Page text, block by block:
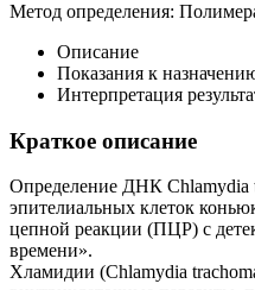
Метод определения:
Описание
Показания к
Интерпретация
Краткое описание
Определение ДНК Chlamydia
эпителиальных клеток
цепной реакции (ПЦР) с
времени».
Хламидии (Chlamydia